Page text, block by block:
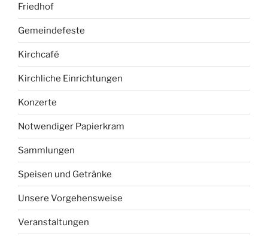
Friedhof
Gemeindefeste
Kirchcafé
Kirchliche Einrichtungen
Konzerte
Notwendiger Papierkram
Sammlungen
Speisen und Getränke
Unsere Vorgehensweise
Veranstaltungen